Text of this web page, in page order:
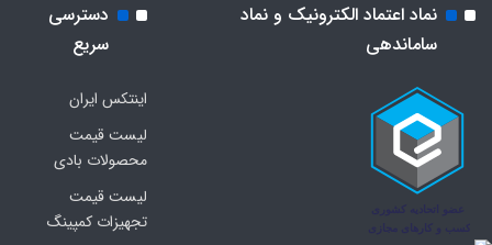
نماد اعتماد الکترونیک و نماد
ساماندهی
دسترسی
سریع
اینتکس ایران
لیست قیمت
محصولات بادی
لیست قیمت
تجهیزات کمپینگ